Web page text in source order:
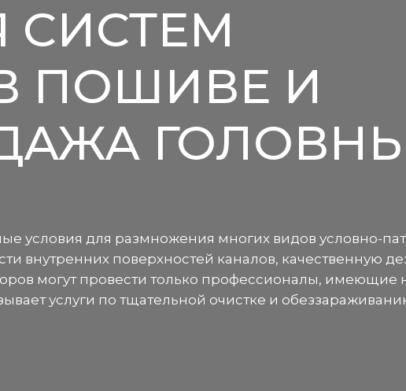
СИСТЕМ
ПОШИВЕ И
условия для размножения многих видов условно-
внутренних поверхностей каналов, качественную
могут провести только профессионалы, имеющие
услуги по тщательной очистке и